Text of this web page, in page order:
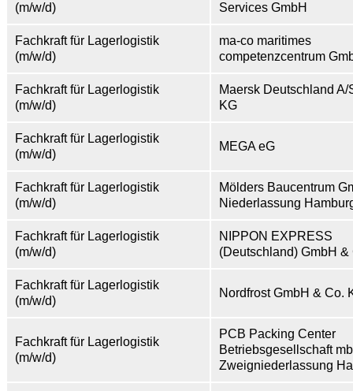
(m/w/d)
Services GmbH
Fachkraft für Lagerlogistik
(m/w/d)
ma-co maritimes
competenzcentrum
Fachkraft für Lagerlogistik
(m/w/d)
Maersk Deutschland A/
KG
Fachkraft für Lagerlogistik
(m/w/d)
MEGA eG
Fachkraft für Lagerlogistik
(m/w/d)
Mölders Baucentrum
Niederlassung
Fachkraft für Lagerlogistik
(m/w/d)
NIPPON EXPRESS
(Deutschland) GmbH &
Fachkraft für Lagerlogistik
(m/w/d)
Nordfrost GmbH & Co.
Fachkraft für Lagerlogistik
(m/w/d)
PCB Packing Center
Betriebsgesellschaft
Zweigniederlassung